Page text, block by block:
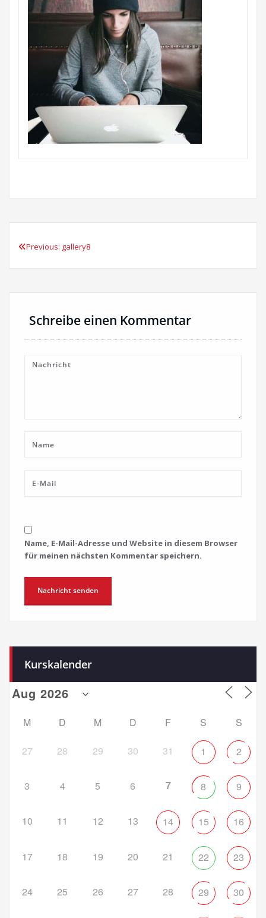
Beitragsnavigation
Previous: gallery8
Schreibe einen Kommentar
Name, E-Mail-Adresse und Website in diesem Browser
für meinen nächsten Kommentar speichern.
Kurskalender
M D M D F S S
27 28 29 30 31 1 2
3 4 5 6 7 8 9
10 11 12 13 14 15 16
17 18 19 20 21 22 23
24 25 26 27 28 29 30